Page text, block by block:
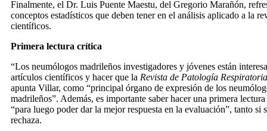
Finalmente, el Dr. Luis Puente Maestu, del Gregorio Marañón,
conceptos estadísticos que deben tener en el análisis aplicado a la
científicos.
Primera lectura crítica
“Los neumólogos madrileños investigadores y jóvenes están
artículos científicos y hacer que la Revista de Patología Respiratoria
apunta Villar, como “principal órgano de expresión de los
madrileños”. Además, es importante saber hacer una primera
“para luego poder dar la mejor respuesta en la evaluación”, tanto si
rechaza.